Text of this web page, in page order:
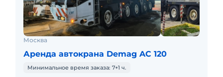
Москва
Аренда автокрана Demag AC 120
Минимальное время заказа: 7+1 ч.